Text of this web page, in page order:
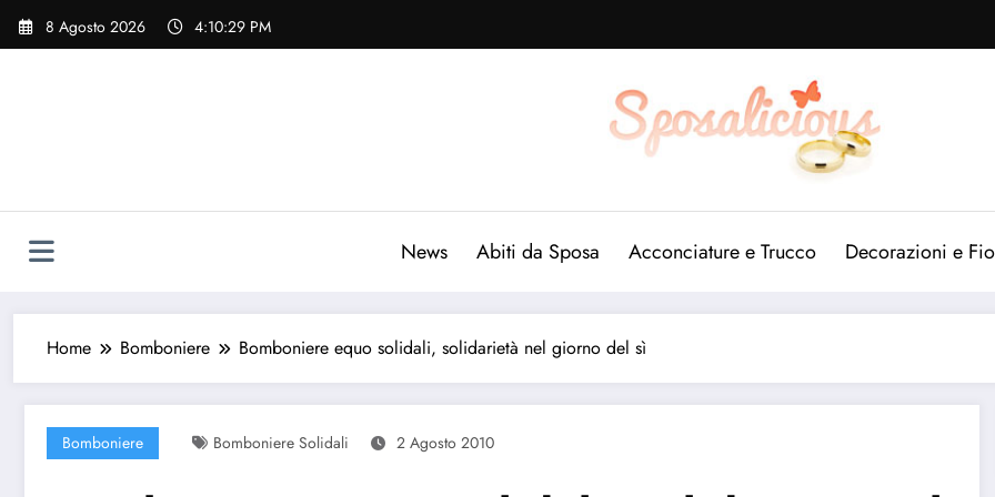
Vai
8 Agosto 2026 4:10:30 PM
News Abiti da Sposa Acconciature e Trucco Decorazioni e
Home Bomboniere Bomboniere equo solidali, solidarietà nel giorno del sì
Bomboniere Bomboniere Solidali 2 Agosto 2010